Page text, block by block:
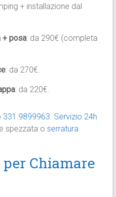
+ installazione dal
+ posa: da 290€ (completa
: da 270€.
: da 220€.
331.9899963. Servizio 24h
spezzata o serratura
Chiamare